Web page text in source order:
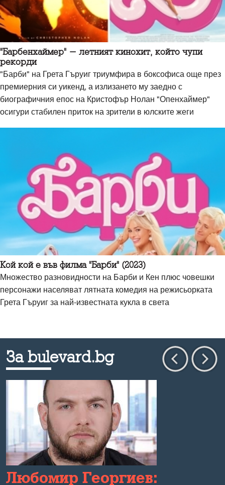
"Барбенхаймер" - летният кинохит, който чупи
рекорди
"Барби" на Грета Гъруиг триумфира в боксофиса още през
премиерния си уикенд, а излизането му заедно с
биографичния епос на Кристофър Нолан "Опенхаймер"
осигури стабилен приток на зрители в юлските жеги
Кой кой е във филма "Барби" (2023)
Множество разновидности на Барби и Кен плюс човешки
персонажи населяват лятната комедия на режисьорката
Грета Гъруиг за най-известната кукла в света
За bulevard.bg
Любомир Георгиев: